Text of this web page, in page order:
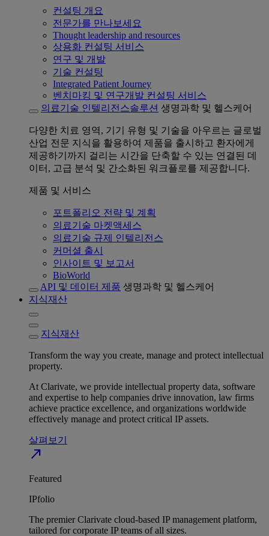
컨설팅 개요
전문가를 만나보세요
Thought leadership and resources
상용화 컨설팅 서비스
연구 및 개발
기술 컨설팅
Integrated Patient Journey
벤치마킹 및 연구개발 컨설팅 서비스
의료기술 인텔리전스솔루션 생명과학 및 헬스케어
다양한 치료 영역, 기기 유형 및 기술을 아우르는 글로벌
산업 전문 지식을 활용하여 제품을 출시하고 환자에게
제공하기까지 걸리는 시간을 단축할 수 있는 연결된 데
이터, 고급 분석 및 간소화된 워크플로를 제공합니다.
제품 및 서비스
포트폴리오 전략 및 계획
의료기술 마켓액세스
의료기술 규제 인텔리전스
커머셜 출시
인사이트 및 보고서
BioWorld
API 및 데이터 제품 생명과학 및 헬스케어
지식재산
지식재산
Transform the way you create, manage and protect intellectual
property.
At Clarivate, we provide intellectual property data, software
and expertise to help companies drive innovation, law firms
achieve practice excellence, and organizations worldwide
effectively manage and protect critical IP assets.
살펴보기
north_east
Featured
IPfolio
The premier Clarivate cloud-based IP management platform,
tailored for corporate IP teams of all sizes.